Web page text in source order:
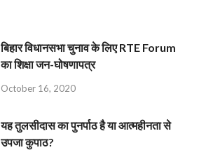
बिहार विधानसभा चुनाव के लिए RTE Forum
का शिक्षा जन-घोषणापत्र
October 16, 2020
यह तुलसीदास का पुनर्पाठ है या आत्महीनता से
उपजा कुपाठ?